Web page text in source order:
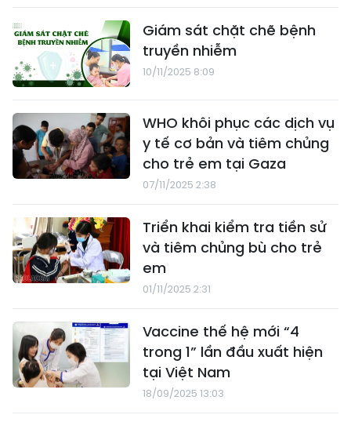
Giám sát chặt chẽ bệnh
truyền nhiễm
10/11/2025 8:09
WHO khôi phục các dịch vụ
y tế cơ bản và tiêm chủng
cho trẻ em tại Gaza
07/11/2025 2:38
Triển khai kiểm tra tiền sử
và tiêm chủng bù cho trẻ
em
01/11/2025 2:31
Vaccine thế hệ mới “4
trong 1” lần đầu xuất hiện
tại Việt Nam
18/09/2025 13:03